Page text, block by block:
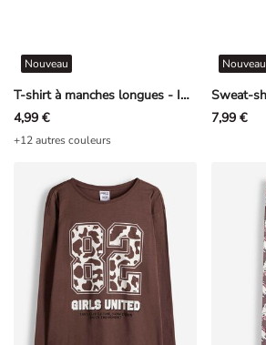
T-shirt à manches longues - Impression avant - noir
Nouveau
4,99 €
+12 autres couleurs
Nouveau
7,99 €